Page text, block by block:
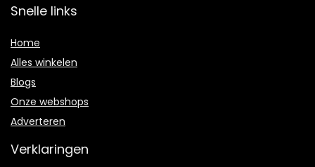
Snelle links
Home
Alles winkelen
Blogs
Onze webshops
Adverteren
Verklaringen